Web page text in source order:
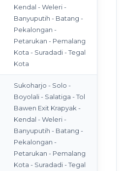
Kendal - Weleri -
Banyuputih - Batang -
Pekalongan -
Petarukan - Pemalang
Kota - Suradadi - Tegal
Kota
Sukoharjo - Solo -
Boyolali - Salatiga - Tol
Bawen Exit Krapyak -
Kendal - Weleri -
Banyuputih - Batang -
Pekalongan -
Petarukan - Pemalang
Kota - Suradadi - Tegal